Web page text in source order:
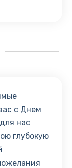
с Днем
нас
глубокую